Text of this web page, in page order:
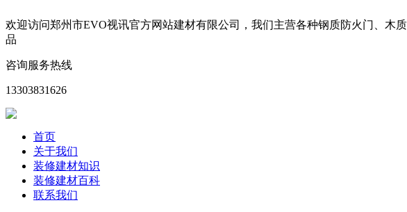
欢迎访问郑州市EVO视讯官方网站建材有限公司，我们主营各种钢质防火门、
品
咨询服务热线
13303831626
首页
关于我们
装修建材知识
装修建材百科
联系我们